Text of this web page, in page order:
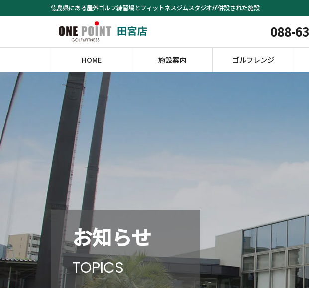
ン
プ
ビ
動
徳島県にある屋外ゴルフ練習場とフィットネスジムスタジオが併設された施設
088-
HOME 施設案内 ゴルフレンジ
お知らせ
TOPICS